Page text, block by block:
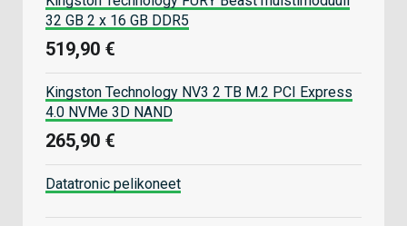
32 GB 2 x 16 GB DDR5
519,90 €
Kingston Technology NV3 2 TB M.2 PCI Express
4.0 NVMe 3D NAND
265,90 €
Datatronic pelikoneet